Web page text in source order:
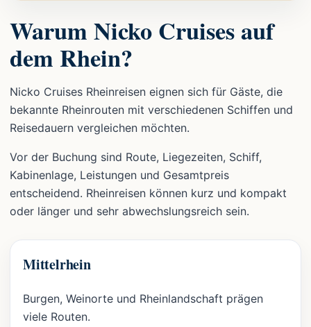
Warum Nicko Cruises auf
dem Rhein?
Nicko Cruises Rheinreisen eignen sich für Gäste, die
bekannte Rheinrouten mit verschiedenen Schiffen und
Reisedauern vergleichen möchten.
Vor der Buchung sind Route, Liegezeiten, Schiff,
Kabinenlage, Leistungen und Gesamtpreis
entscheidend. Rheinreisen können kurz und kompakt
oder länger und sehr abwechslungsreich sein.
Mittelrhein
Burgen, Weinorte und Rheinlandschaft prägen
viele Routen.